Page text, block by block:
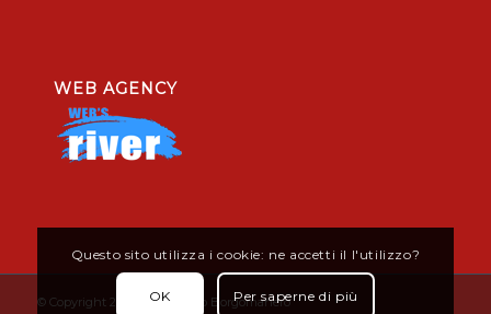
WEB AGENCY
© Copyright 2019 - Don Bosco Borgomanero
Questo sito utilizza i cookie: ne accetti il l'utilizzo?
OK Per saperne di più